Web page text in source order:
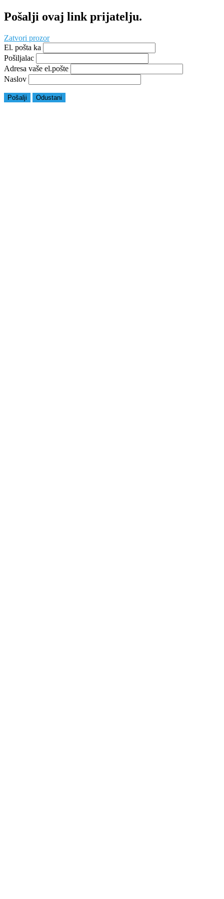
Pošalji ovaj link prijatelju.
Zatvori prozor
El. pošta ka
Pošiljalac
Adresa vaše el.pošte
Naslov
Pošalji Odustani